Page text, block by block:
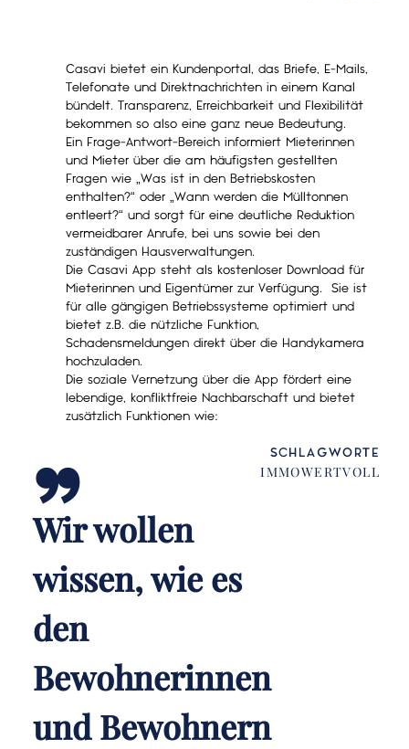
Casavi bietet ein Kundenportal, das Briefe, E-Mails,
Telefonate und Direktnachrichten in einem Kanal
bündelt. Transparenz, Erreichbarkeit und Flexibilität
bekommen so also eine ganz neue Bedeutung.
Ein Frage-Antwort-Bereich informiert Mieterinnen
und Mieter über die am häufigsten gestellten
Fragen wie „Was ist in den Betriebskosten
enthalten?“ oder „Wann werden die Mülltonnen
entleert?“ und sorgt für eine deutliche Reduktion
vermeidbarer Anrufe, bei uns sowie bei den
zuständigen Hausverwaltungen.
Die Casavi App steht als kostenloser Download für
Mieterinnen und Eigentümer zur Verfügung. Sie ist
für alle gängigen Betriebssysteme optimiert und
bietet z.B. die nützliche Funktion,
Schadensmeldungen direkt über die Handykamera
hochzuladen.
Die soziale Vernetzung über die App fördert eine
lebendige, konfliktfreie Nachbarschaft und bietet
zusätzlich Funktionen wie:
SCHLAGWORTE
IMMOWERTVOLL
„
Wir wollen
wissen, wie es
den
Bewohnerinnen
und Bewohnern